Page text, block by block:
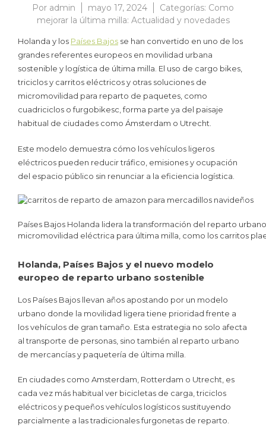
Por admin mayo 17, 2024 Categorías: Como
mejorar la última milla: Actualidad y novedades
Holanda y los Países Bajos se han convertido en uno de los
grandes referentes europeos en movilidad urbana
sostenible y logística de última milla. El uso de cargo bikes,
triciclos y carritos eléctricos y otras soluciones de
micromovilidad para reparto de paquetes, como
cuadriciclos o furgobikesc, forma parte ya del paisaje
habitual de ciudades como Ámsterdam o Utrecht.
Este modelo demuestra cómo los vehículos ligeros
eléctricos pueden reducir tráfico, emisiones y ocupación
del espacio público sin renunciar a la eficiencia logística.
Países Bajos Holanda lidera la transformación del reparto
micromovilidad eléctrica para última milla, como los carritos
Holanda, Países Bajos y el nuevo modelo
europeo de reparto urbano sostenible
Los Países Bajos llevan años apostando por un modelo
urbano donde la movilidad ligera tiene prioridad frente a
los vehículos de gran tamaño. Esta estrategia no solo afecta
al transporte de personas, sino también al reparto urbano
de mercancías y paquetería de última milla.
En ciudades como Amsterdam, Rotterdam o Utrecht, es
cada vez más habitual ver bicicletas de carga, triciclos
eléctricos y pequeños vehículos logísticos sustituyendo
parcialmente a las tradicionales furgonetas de reparto.